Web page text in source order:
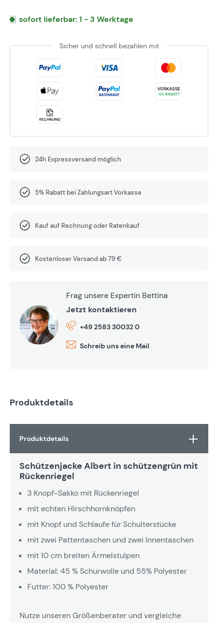
sofort lieferbar: 1 - 3 Werktage
Sicher und schnell bezahlen mit
24h Expressversand möglich
5% Rabatt bei Zahlungsart Vorkasse
Kauf auf Rechnung oder Ratenkauf
Kostenloser Versand ab 79 €
Frag unsere Expertin Bettina
Jetzt kontaktieren
+49 2583 30032 0
Schreib uns eine Mail
Produktdetails
Produktdetails
Schützenjacke Albert in schützengrün mit
Rückenriegel
3 Knopf-Sakko mit Rückenriegel
mit echten Hirschhornknöpfen
mit Knopf und Schlaufe für Schulterstücke
mit zwei Pattentaschen und zwei Innentaschen
mit 10 cm breiten Ärmelstulpen
Material: 45 % Schurwolle und 55% Polyester
Futter: 100 % Polyester
Nutze unseren Größenberater und vergleiche